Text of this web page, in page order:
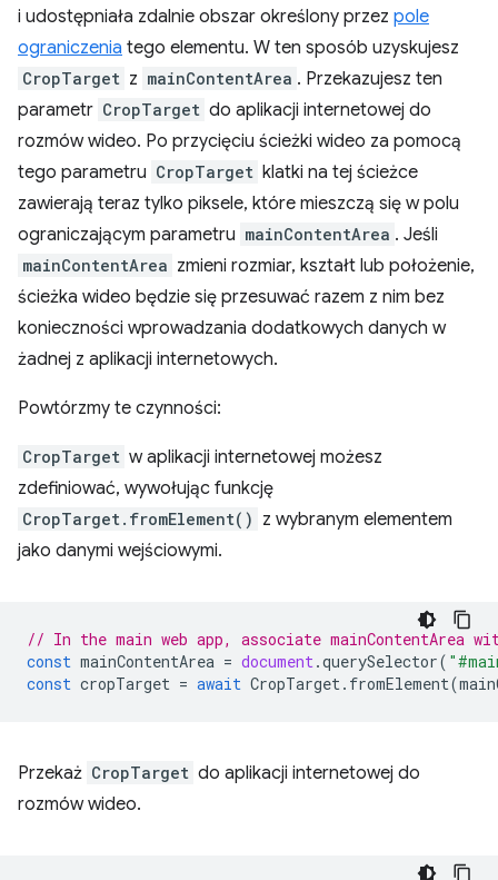
i udostępniała zdalnie obszar określony przez pole
ograniczenia tego elementu. W ten sposób uzyskujesz
CropTarget z mainContentArea . Przekazujesz ten
parametr CropTarget do aplikacji internetowej do
rozmów wideo. Po przycięciu ścieżki wideo za pomocą
tego parametru CropTarget klatki na tej ścieżce
zawierają teraz tylko piksele, które mieszczą się w polu
ograniczającym parametru mainContentArea . Jeśli
mainContentArea zmieni rozmiar, kształt lub położenie,
ścieżka wideo będzie się przesuwać razem z nim bez
konieczności wprowadzania dodatkowych danych w
żadnej z aplikacji internetowych.
Powtórzmy te czynności:
CropTarget w aplikacji internetowej możesz
zdefiniować, wywołując funkcję
CropTarget.fromElement() z wybranym elementem
jako danymi wejściowymi.
// In the main web app, associate mainContentArea
const mainContentArea = document .querySelector(
const cropTarget = await CropTarget . fromElement(
Przekaż CropTarget do aplikacji internetowej do
rozmów wideo.